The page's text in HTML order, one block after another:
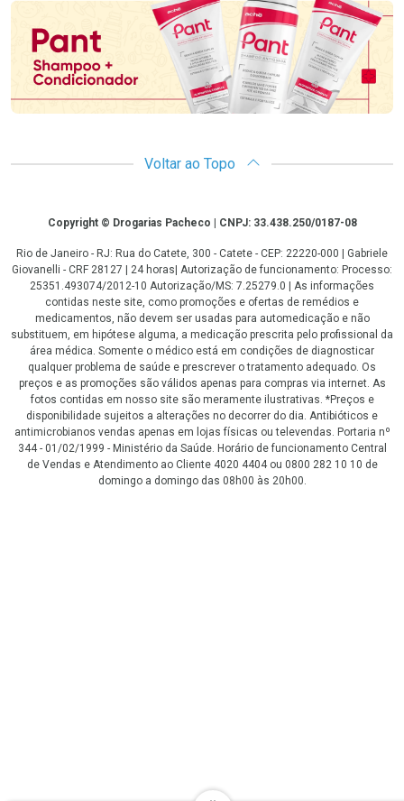
Voltar ao Topo
CopyrightCopyright © Drogarias Pacheco | CNPJ: 33.438.250/0187-08
Rio de Janeiro - RJ: Rua do Catete, 300 - Catete - CEP: 22220-000 | Gabriele
Giovanelli - CRF 28127 | 24 horas| Autorização de funcionamento: Processo:
25351.493074/2012-10 Autorização/MS: 7.25279.0 | As informações
contidas neste site, como promoções e ofertas de remédios e
medicamentos, não devem ser usadas para automedicação e não
substituem, em hipótese alguma, a medicação prescrita pelo profissional da
área médica. Somente o médico está em condições de diagnosticar
qualquer problema de saúde e prescrever o tratamento adequado. Os
preços e as promoções são válidos apenas para compras via internet. As
fotos contidas em nosso site são meramente ilustrativas. *Preços e
disponibilidade sujeitos a alterações no decorrer do dia. Antibióticos e
antimicrobianos vendas apenas em lojas físicas ou televendas. Portaria nº
344 - 01/02/1999 - Ministério da Saúde. Horário de funcionamento Central
de Vendas e Atendimento ao Cliente 4020 4404 ou 0800 282 10 10 de
domingo a domingo das 08h00 às 20h00.